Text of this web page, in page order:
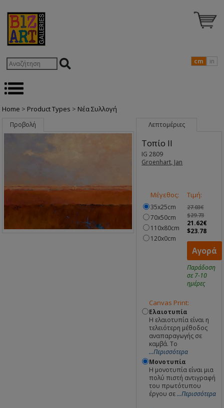
cm in
Home > Product Types > Nέα Συλλογή
Προβολή Λεπτομέριες
Τοπίο ΙΙ
IG 2809
Groenhart, Jan
Μέγεθος:
35x25cm
70x50cm
110x80cm
120x0cm
Τιμή:
27.03€
$29.73
21.62€
$23.78
Αγορά
Παράδοση
σε 7-10
ημέρες
Canvas Print:
Ελαιοτυπία
Η ελαιοτυπία είναι η
τελειότερη μέθοδος
αναπαραγωγής σε
καμβά. Το
...Περισσότερα
Μονοτυπία
Η μονοτυπία είναι μια
πολύ πιστή αντιγραφή
του πρωτότυπου
έργου σε...Περισσότερα